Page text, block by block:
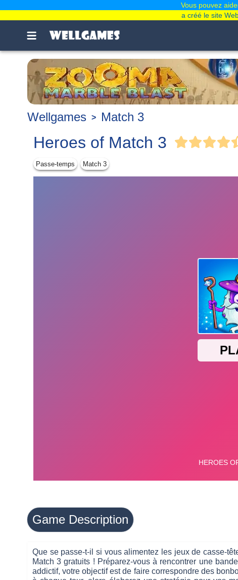
Wellgames Match 3
Heroes of Match 3
Passe-temps Match 3
Game Description
Que se passe-t-il si vous alimentez les jeux de casse-
Match 3 gratuits ! Préparez-vous à rencontrer une
addictif, votre objectif est de faire correspondre des
Vous pouvez
a créé le site